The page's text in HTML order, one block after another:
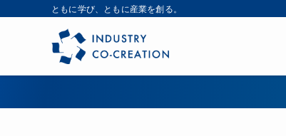
ともに学び、ともに産業を創る。